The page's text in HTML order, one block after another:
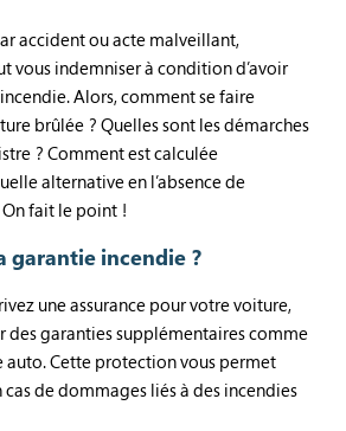
accident ou acte malveillant,
vous indemniser à condition d’avoir
Alors, comment se faire
brûlée ? Quelles sont les démarches
? Comment est calculée
alternative en l’absence de
fait le point !
garantie incendie ?
une assurance pour votre voiture,
des garanties supplémentaires comme
auto. Cette protection vous permet
cas de dommages liés à des incendies